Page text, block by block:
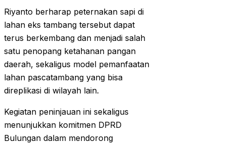
Riyanto berharap peternakan sapi di
lahan eks tambang tersebut dapat
terus berkembang dan menjadi salah
satu penopang ketahanan pangan
daerah, sekaligus model pemanfaatan
lahan pascatambang yang bisa
direplikasi di wilayah lain.
Kegiatan peninjauan ini sekaligus
menunjukkan komitmen DPRD
Bulungan dalam mendorong